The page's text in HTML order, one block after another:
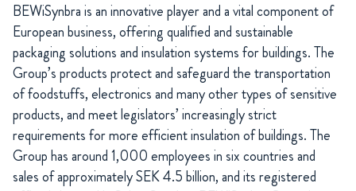
BEWiSynbra is an innovative player and a vital component of
European business, offering qualified and sustainable
packaging solutions and insulation systems for buildings. The
Group’s products protect and safeguard the transportation
of foodstuffs, electronics and many other types of sensitive
products, and meet legislators’ increasingly strict
requirements for more efficient insulation of buildings. The
Group has around 1,000 employees in six countries and
sales of approximately SEK 4.5 billion, and its registered